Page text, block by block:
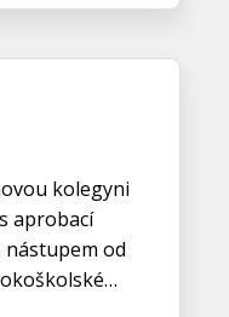
kolegyni
aprobací
nástupem od